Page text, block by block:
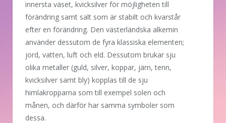
innersta väset, kvicksilver för möjligheten till
förändring samt salt som är stabilt och kvarstår
efter en förändring. Den västerländska alkemin
använder dessutom de fyra klassiska elementen;
jord, vatten, luft och eld. Dessutom brukar sju
olika metaller (guld, silver, koppar, järn, tenn,
kvicksilver samt bly) kopplas till de sju
himlakropparna som till exempel solen och
månen, och därför har samma symboler som
dessa.